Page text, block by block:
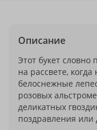
Описание
Этот букет
на рассвете,
белоснежные
розовых
деликатных
поздравления или